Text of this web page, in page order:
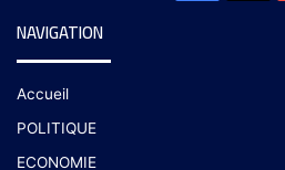
NAVIGATION
Accueil
POLITIQUE
ECONOMIE